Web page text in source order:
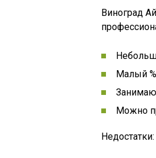
Виноград
Малый
Можно
Недостатки: